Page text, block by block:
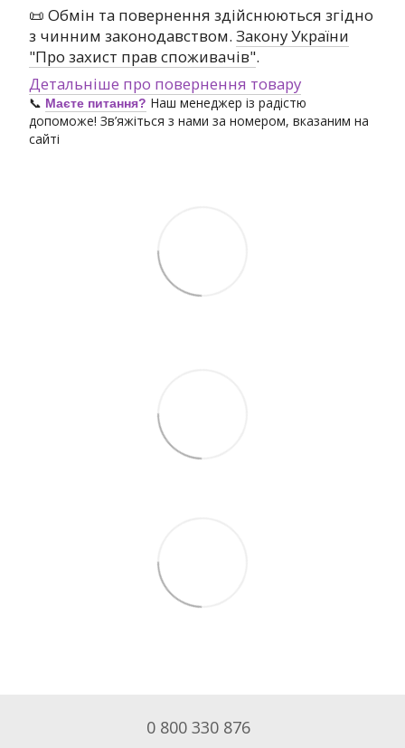
📜 Обмін та повернення здійснюються згідно
з чинним законодавством. Закону України
"Про захист прав споживачів".
Детальніше про повернення товару
📞 Маєте питання? Наш менеджер із радістю
допоможе! Зв’яжіться з нами за номером, вказаним на
сайті
0 800 330 876